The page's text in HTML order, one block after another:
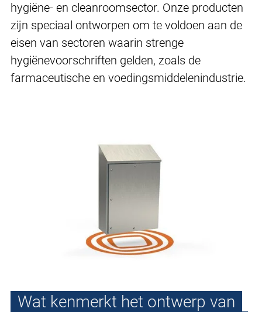
hygiëne- en cleanroomsector. Onze producten
zijn speciaal ontworpen om te voldoen aan de
eisen van sectoren waarin strenge
hygiënevoorschriften gelden, zoals de
farmaceutische en voedingsmiddelenindustrie.
Wat kenmerkt het ontwerp van